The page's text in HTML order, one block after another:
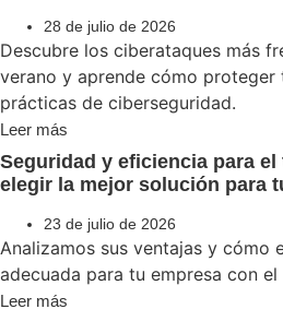
28 de julio de 2026
Descubre los ciberataques más
verano y aprende cómo proteger
prácticas de ciberseguridad.
Leer más
Seguridad y eficiencia para
elegir la mejor solución para
23 de julio de 2026
Analizamos sus ventajas y cómo
adecuada para tu empresa con el
Leer más